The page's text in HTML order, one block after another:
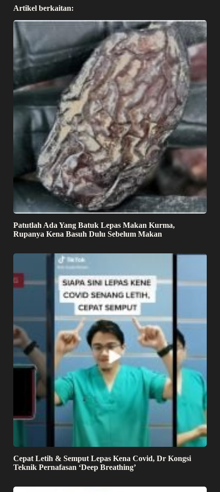
Artikel berkaitan:
Patutlah Ada Yang Batuk Lepas Makan Kurma,
Rupanya Kena Basuh Dulu Sebelum Makan
Cepat Letih & Semput Lepas Kena Covid, Dr Kongsi
Teknik Pernafasan ‘Deep Breathing’